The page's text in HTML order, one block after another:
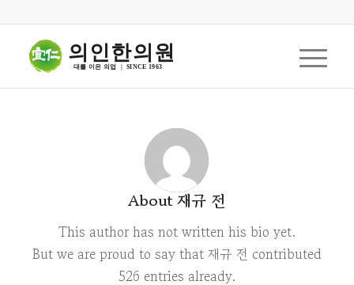
의인한의원
대를 이은 의업  |  SINCE 1963
About재규 전
This author has not written his bio yet.
But we are proud to say that 재규 전 contributed
526 entries already.